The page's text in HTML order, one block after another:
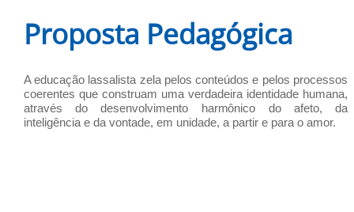
Proposta Pedagógica
A educação lassalista zela pelos conteúdos e pelos processos
coerentes que construam uma verdadeira identidade humana,
através do desenvolvimento harmônico do afeto, da
inteligência e da vontade, em unidade, a partir e para o amor.